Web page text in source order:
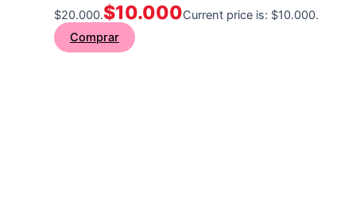
$20.000.$10.000Current price is: $10.000.
Comprar